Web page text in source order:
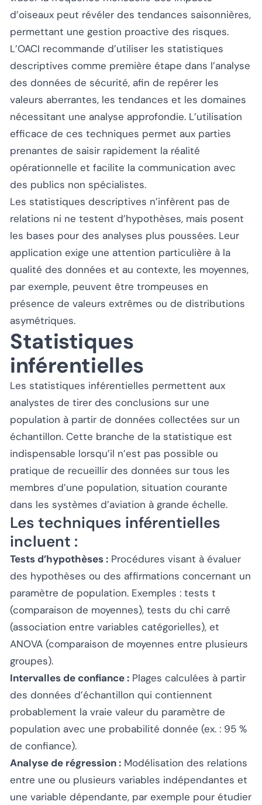
d’oiseaux peut révéler des tendances saisonnières,
permettant une gestion proactive des risques.
L’OACI recommande d’utiliser les statistiques
descriptives comme première étape dans l’analyse
des données de sécurité, afin de repérer les
valeurs aberrantes, les tendances et les domaines
nécessitant une analyse approfondie. L’utilisation
efficace de ces techniques permet aux parties
prenantes de saisir rapidement la réalité
opérationnelle et facilite la communication avec
des publics non spécialistes.
Les statistiques descriptives n’infèrent pas de
relations ni ne testent d’hypothèses, mais posent
les bases pour des analyses plus poussées. Leur
application exige une attention particulière à la
qualité des données et au contexte, les moyennes,
par exemple, peuvent être trompeuses en
présence de valeurs extrêmes ou de distributions
asymétriques.
Statistiques
inférentielles
Les statistiques inférentielles permettent aux
analystes de tirer des conclusions sur une
population à partir de données collectées sur un
échantillon. Cette branche de la statistique est
indispensable lorsqu’il n’est pas possible ou
pratique de recueillir des données sur tous les
membres d’une population, situation courante
dans les systèmes d’aviation à grande échelle.
Les techniques inférentielles
incluent :
Tests d’hypothèses : Procédures visant à évaluer
des hypothèses ou des affirmations concernant un
paramètre de population. Exemples : tests t
(comparaison de moyennes), tests du chi carré
(association entre variables catégorielles), et
ANOVA (comparaison de moyennes entre plusieurs
groupes).
Intervalles de confiance : Plages calculées à partir
des données d’échantillon qui contiennent
probablement la vraie valeur du paramètre de
population avec une probabilité donnée (ex. : 95 %
de confiance).
Analyse de régression : Modélisation des relations
entre une ou plusieurs variables indépendantes et
une variable dépendante, par exemple pour étudier